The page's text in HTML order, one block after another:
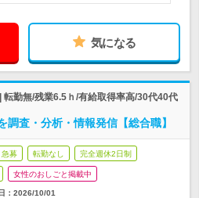
気になる
勤無/残業6.5ｈ/有給取得率高/30代40代
査・分析・情報発信【総合職】
急募 転勤なし 完全週休2日制
女性のおしごと掲載中
： 2026/10/01